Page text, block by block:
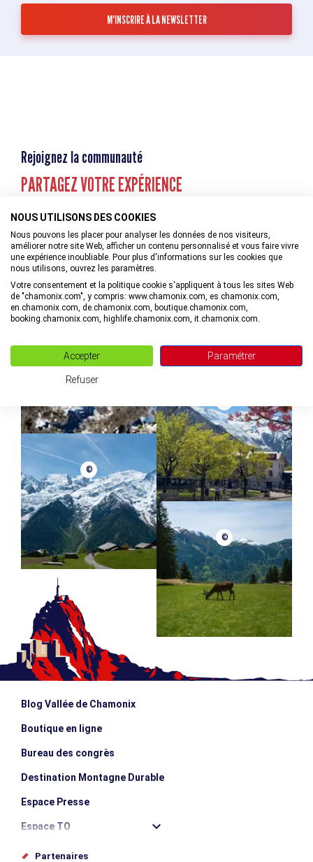
Rejoignez la communauté
PARTAGEZ VOTRE EXPÉRIENCE
©
©
Blog Vallée de Chamonix
Boutique en ligne
Bureau des congrès
Destination Montagne Durable
Espace Presse
Espace TO
Offices de tourisme
Partenaires
NOUS UTILISONS DES COOKIES
Nous pouvons les placer pour analyser les données de nos visiteurs,
améliorer notre site Web, afficher un contenu personnalisé et vous faire vivre
une expérience inoubliable. Pour plus d'informations sur les cookies que
nous utilisons, ouvrez les paramètres.
Votre consentement et la politique cookie s'appliquent à tous les sites Web
de "chamonix.com", y compris: www.chamonix.com, es.chamonix.com,
en.chamonix.com, de.chamonix.com, boutique.chamonix.com,
booking.chamonix.com, highlife.chamonix.com, it.chamonix.com.
Accepter Paramétrer
Refuser